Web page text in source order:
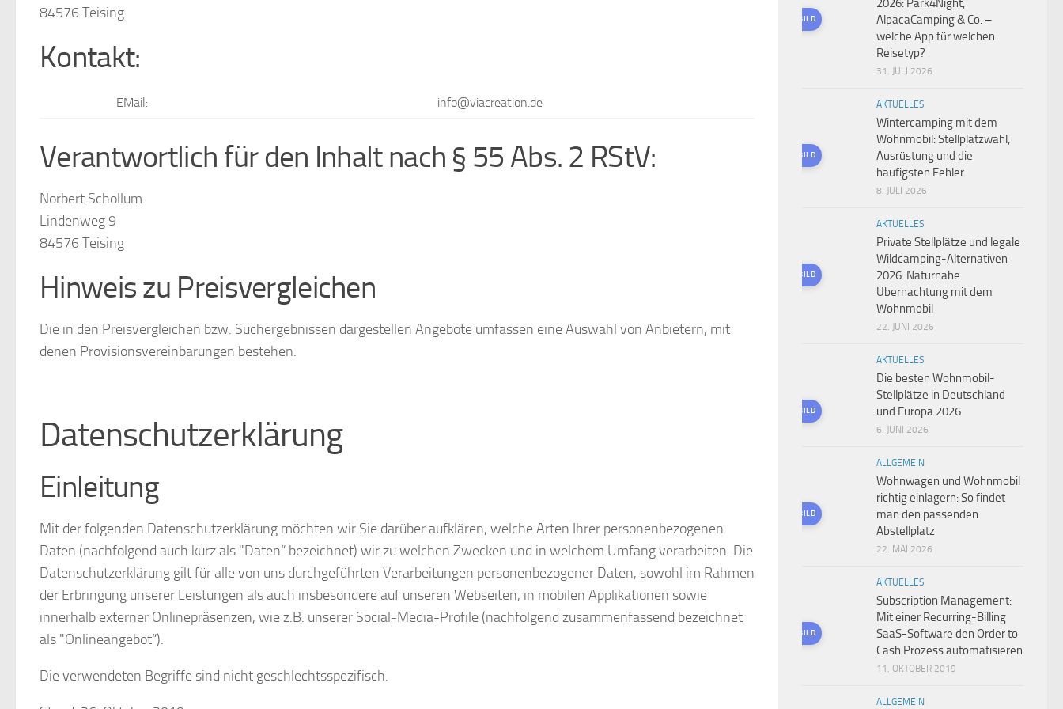
84576 Teising
Kontakt:
EMail: info@viacreation.de
Verantwortlich für den Inhalt nach § 55 Abs. 2 RStV:
Norbert Schollum
Lindenweg 9
84576 Teising
Hinweis zu Preisvergleichen
Die in den Preisvergleichen bzw. Suchergebnissen dargestellen Angebote umfassen eine Auswahl von Anbietern, mit
denen Provisionsvereinbarungen bestehen.
Datenschutzerklärung
Einleitung
Mit der folgenden Datenschutzerklärung möchten wir Sie darüber aufklären, welche Arten Ihrer personenbezogenen
Daten (nachfolgend auch kurz als "Daten“ bezeichnet) wir zu welchen Zwecken und in welchem Umfang verarbeiten. Die
Datenschutzerklärung gilt für alle von uns durchgeführten Verarbeitungen personenbezogener Daten, sowohl im Rahmen
der Erbringung unserer Leistungen als auch insbesondere auf unseren Webseiten, in mobilen Applikationen sowie
innerhalb externer Onlinepräsenzen, wie z.B. unserer Social-Media-Profile (nachfolgend zusammenfassend bezeichnet
als "Onlineangebot“).
Die verwendeten Begriffe sind nicht geschlechtsspezifisch.
KI-GENERIERTES BILD
2026: Park4Night,
AlpacaCamping & Co. –
welche App für welchen
Reisetyp?
31. JULI 2026
KI-GENERIERTES BILD
AKTUELLES
Wintercamping mit dem
Wohnmobil: Stellplatzwahl,
Ausrüstung und die
häufigsten Fehler
8. JULI 2026
KI-GENERIERTES BILD
AKTUELLES
Private Stellplätze und legale
Wildcamping-Alternativen
2026: Naturnahe
Übernachtung mit dem
Wohnmobil
22. JUNI 2026
KI-GENERIERTES BILD
AKTUELLES
Die besten Wohnmobil-
Stellplätze in Deutschland
und Europa 2026
6. JUNI 2026
KI-GENERIERTES BILD
ALLGEMEIN
Wohnwagen und Wohnmobil
richtig einlagern: So findet
man den passenden
Abstellplatz
22. MAI 2026
KI-GENERIERTES BILD
AKTUELLES
Subscription Management:
Mit einer Recurring-Billing
SaaS-Software den Order to
Cash Prozess automatisieren
11. OKTOBER 2019
ALLGEMEIN